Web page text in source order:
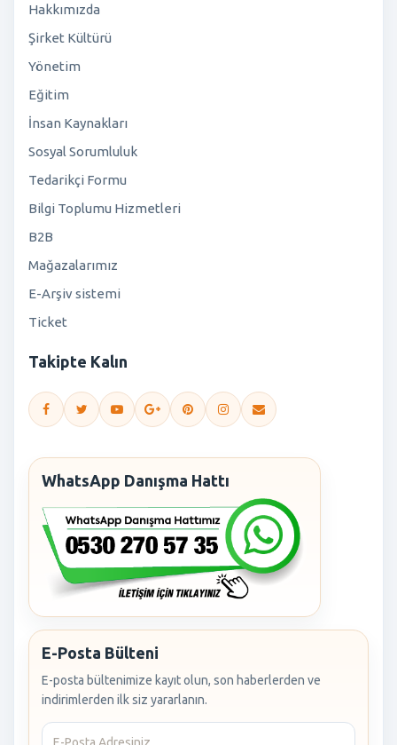
Hakkımızda
Şirket Kültürü
Yönetim
Eğitim
İnsan Kaynakları
Sosyal Sorumluluk
Tedarikçi Formu
Bilgi Toplumu Hizmetleri
B2B
Mağazalarımız
E-Arşiv sistemi
Ticket
Takipte Kalın
WhatsApp Danışma Hattı
E-Posta Bülteni
E-posta bültenimize kayıt olun, son haberlerden ve
indirimlerden ilk siz yararlanın.